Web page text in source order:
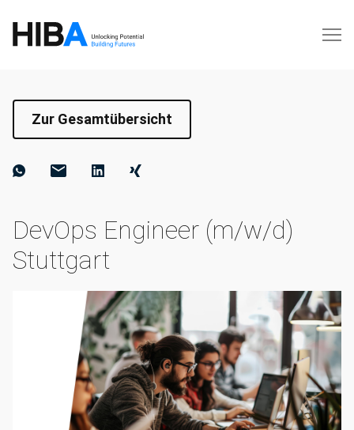
Zur Gesamtübersicht
DevOps Engineer (m/w/d)
Stuttgart